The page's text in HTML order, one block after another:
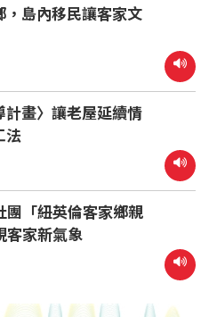
島內移民讓客家文
計畫〉讓老屋延續情
法
團「紐英倫客家鄉親
客家新氣象